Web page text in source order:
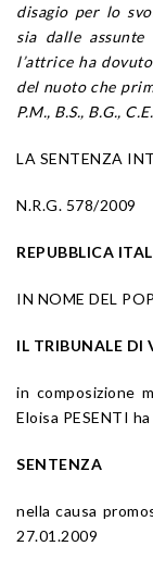
disagio per lo
sia dalle
l’attrice ha
del nuoto che
P.M., B.S., B.G.,
LA SENTENZA
N.R.G. 578/2009
REPUBBLICA
IN NOME DEL
IL TRIBUNALE DI
in composizione
Eloisa PESENTI
SENTENZA
nella causa
27.01.2009